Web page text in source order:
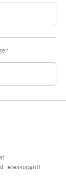
Teleskopgriff